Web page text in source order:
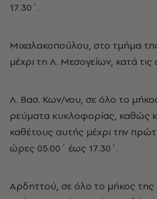
17.30΄.
Μιχαλακοπούλου, στο τμήμα
μέχρι τη Λ. Μεσογείων, κατά
Λ. Βασ. Κων/νου, σε όλο το
ρεύματα κυκλοφορίας, καθώς
καθέτους αυτής μέχρι την
ώρες 05.00΄ έως 17.30΄.
Αρδηττού, σε όλο το μήκος της